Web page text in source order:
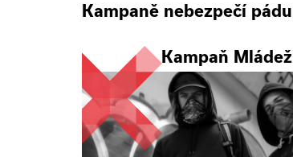
Kampaně nebezpečí pádu
Kampaň Mládež